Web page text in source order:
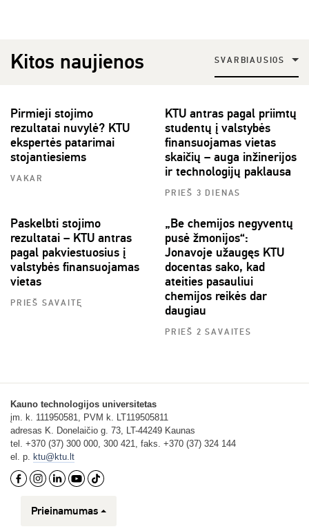
Kitos naujienos SVARBIAUSIOS
Pirmieji stojimo
rezultatai nuvylė? KTU
ekspertės patarimai
stojantiesiems
VAKAR
KTU antras pagal priimtų
studentų į valstybės
finansuojamas vietas
skaičių – auga inžinerijos
ir technologijų paklausa
PRIEŠ 3 DIENAS
Paskelbti stojimo
rezultatai – KTU antras
pagal pakviestuosius į
valstybės finansuojamas
vietas
PRIEŠ SAVAITĘ
„Be chemijos negyventų
pusė žmonijos“:
Jonavoje užaugęs KTU
docentas sako, kad
ateities pasauliui
chemijos reikės dar
daugiau
PRIEŠ 2 SAVAITES
Kauno technologijos universitetas
įm. k. 111950581, PVM k. LT119505811
adresas K. Donelaičio g. 73, LT-44249 Kaunas
tel. +370 (37) 300 000, 300 421, faks. +370 (37) 324 144
el. p. ktu@ktu.lt
Prieinamumas